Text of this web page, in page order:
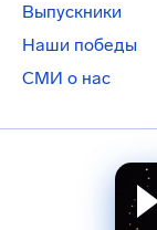
Выпускники
Наши победы
СМИ о нас